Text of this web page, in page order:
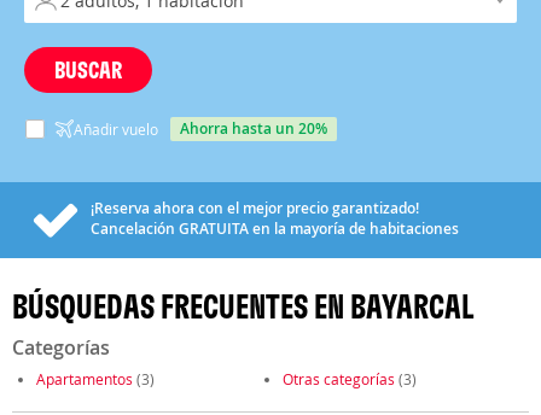
BUSCAR
Añadir vuelo ahorra hasta un 20%
¡Reserva ahora con el mejor precio garantizado!
Cancelación GRATUITAen la mayoría de habitaciones
BÚSQUEDAS FRECUENTES EN BAYARCAL
Categorías
Apartamentos (3) Otras categorías (3)